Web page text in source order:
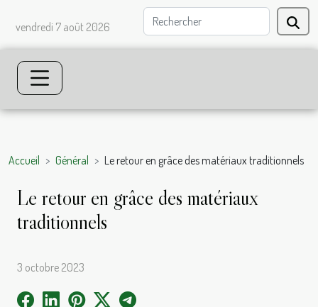
vendredi 7 août 2026
Accueil Général Le retour en grâce des matériaux traditionnels
Le retour en grâce des matériaux
traditionnels
3 octobre 2023